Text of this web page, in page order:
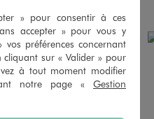
» pour consentir à ces
accepter » pour vous y
vos préférences concernant
sur « Valider » pour
à tout moment modifier
notre page « Gestion